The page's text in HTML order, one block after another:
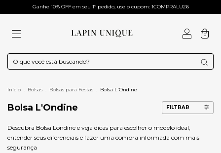
Ganhe 10% OFF em seu 1º pedido, use o cupom: 1COMPRALU26
0
Início . Bolsas . Bolsas para Festas . Bolsa L'Ondine
Bolsa L'Ondine FILTRAR
Descubra Bolsa Londine e veja dicas para escolher o modelo ideal,
entender seus diferenciais e fazer uma compra informada com mais
segurança